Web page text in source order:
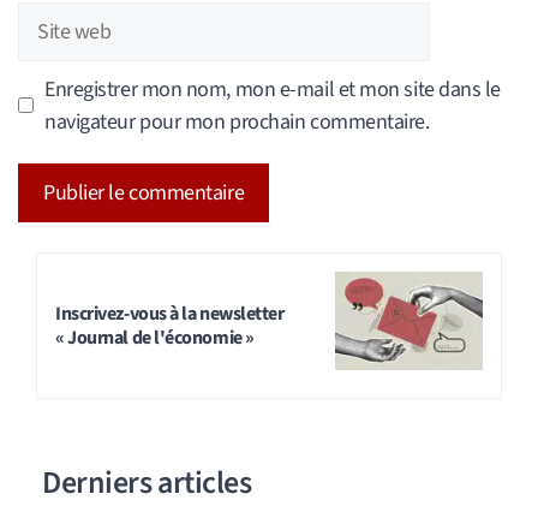
Site
web
Enregistrer mon nom, mon e-mail et mon site dans le
navigateur pour mon prochain commentaire.
Inscrivez-vous à la newsletter
« Journal de l'économie »
Derniers articles